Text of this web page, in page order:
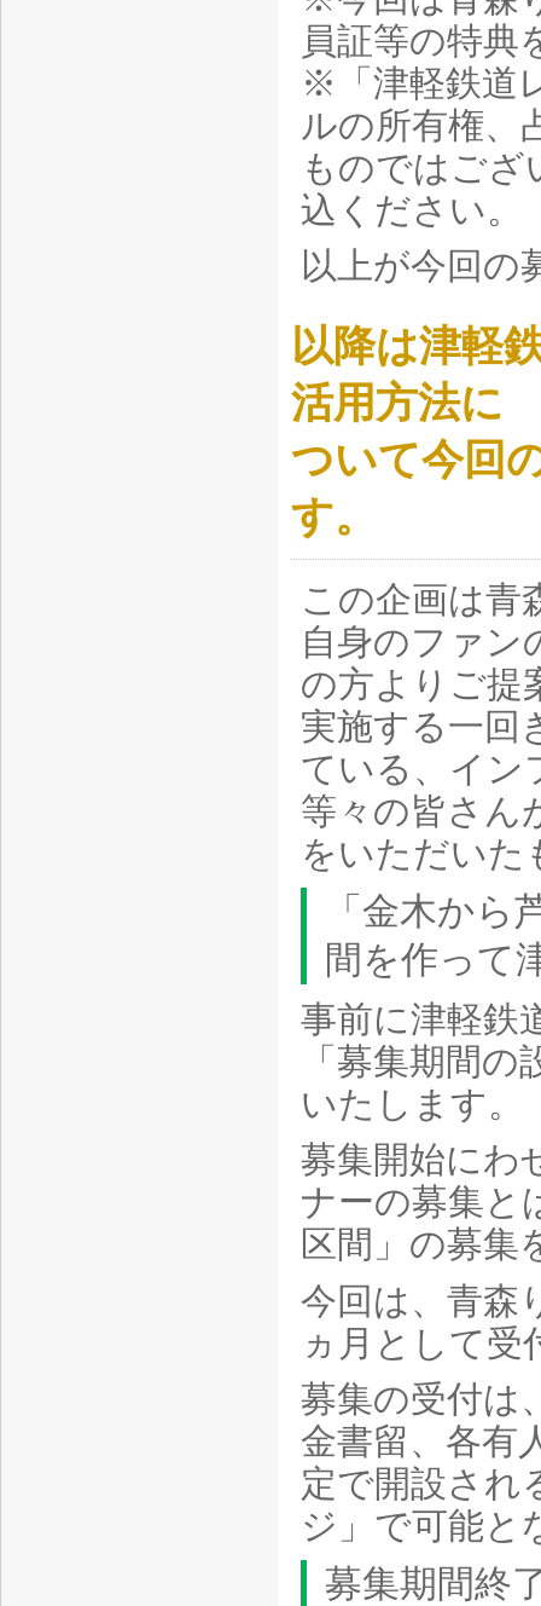
員証等の特典
※「津軽鉄道
ルの所有権、
ものではござ
込ください。
以上が今回の
以降は津軽
活用方法に
ついて今回
す。
この企画は青
自身のファン
の方よりご提
実施する一回
ている、イン
等々の皆さん
をいただいた
「金木か
間を作って
事前に津軽鉄
「募集期間
いたします。
募集開始にわ
ナーの募集と
区間」の募集
今回は、青森
ヵ月として受
募集の受付は
金書留、各有
定で開設され
ジ」で可能と
募集期間終